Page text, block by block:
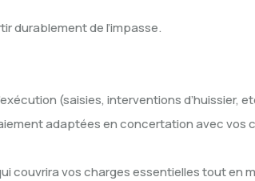
durablement de l’impasse.
(saisies, interventions d’huissier,
adaptées en concertation avec vos
couvrira vos charges essentielles tout en